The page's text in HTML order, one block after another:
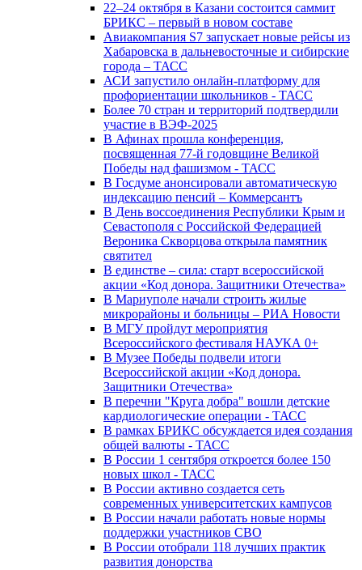
22–24 октября в Казани состоится саммит
БРИКС – первый в новом составе
Авиакомпания S7 запускает новые рейсы из
Хабаровска в дальневосточные и сибирские
города – ТАСС
АСИ запустило онлайн-платформу для
профориентации школьников - ТАСС
Более 70 стран и территорий подтвердили
участие в ВЭФ-2025
В Афинах прошла конференция,
посвященная 77-й годовщине Великой
Победы над фашизмом - ТАСС
В Госдуме анонсировали автоматическую
индексацию пенсий – Коммерсантъ
В День воссоединения Республики Крым и
Севастополя с Российской Федерацией
Вероника Скворцова открыла памятник
святител
В единстве – сила: старт всероссийской
акции «Код донора. Защитники Отечества»
В Мариуполе начали строить жилые
микрорайоны и больницы – РИА Новости
В МГУ пройдут мероприятия
Всероссийского фестиваля НАУКА 0+
В Музее Победы подвели итоги
Всероссийской акции «Код донора.
Защитники Отечества»
В перечни "Круга добра" вошли детские
кардиологические операции - ТАСС
В рамках БРИКС обсуждается идея создания
общей валюты - ТАСС
В России 1 сентября откроется более 150
новых школ - ТАСС
В России активно создается сеть
современных университетских кампусов
В России начали работать новые нормы
поддержки участников СВО
В России отобрали 118 лучших практик
развития донорства